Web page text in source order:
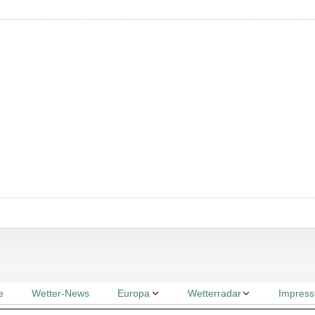
Wetter-News Europa Wetterradar